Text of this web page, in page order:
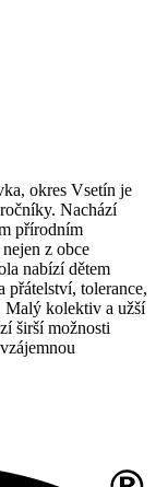
okres Vsetín je
Nachází
přírodním
z obce
nabízí dětem
přátelství, tolerance,
Malý kolektiv a užší
širší možnosti